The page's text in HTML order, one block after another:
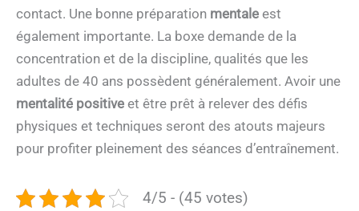
contact. Une bonne préparation mentale est
également importante. La boxe demande de la
concentration et de la discipline, qualités que les
adultes de 40 ans possèdent généralement. Avoir une
mentalité positive et être prêt à relever des défis
physiques et techniques seront des atouts majeurs
pour profiter pleinement des séances d’entraînement.
4/5 - (45 votes)